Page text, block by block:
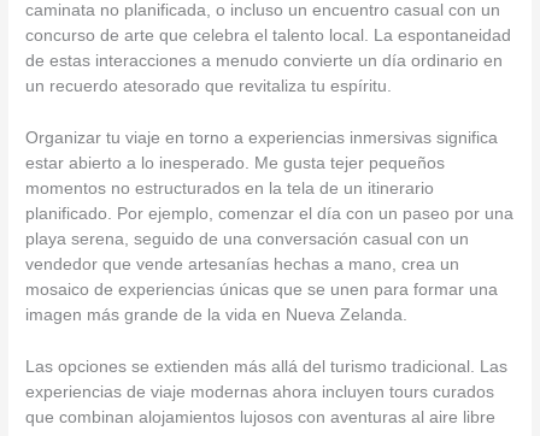
caminata no planificada, o incluso un encuentro casual con un
concurso de arte que celebra el talento local. La espontaneidad
de estas interacciones a menudo convierte un día ordinario en
un recuerdo atesorado que revitaliza tu espíritu.
Organizar tu viaje en torno a experiencias inmersivas significa
estar abierto a lo inesperado. Me gusta tejer pequeños
momentos no estructurados en la tela de un itinerario
planificado. Por ejemplo, comenzar el día con un paseo por una
playa serena, seguido de una conversación casual con un
vendedor que vende artesanías hechas a mano, crea un
mosaico de experiencias únicas que se unen para formar una
imagen más grande de la vida en Nueva Zelanda.
Las opciones se extienden más allá del turismo tradicional. Las
experiencias de viaje modernas ahora incluyen tours curados
que combinan alojamientos lujosos con aventuras al aire libre